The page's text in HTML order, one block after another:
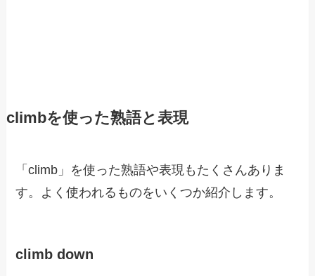
climbを使った熟語と表現
「climb」を使った熟語や表現もたくさんありま
す。よく使われるものをいくつか紹介します。
climb down